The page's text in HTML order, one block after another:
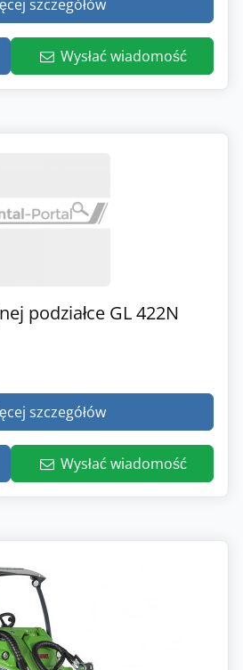
szczegółów
Wysłać wiadomość
podziałce GL 422N
szczegółów
Wysłać wiadomość